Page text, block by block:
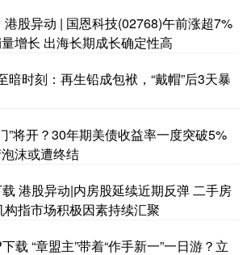
港股异动 | 国恩科技(02768)午前涨超7%
增长 出海长期成长确定性高
暗时刻：再生铅成包袱，“戴帽”后3天暴
”将开？30年期美债收益率一度突破5%
沫或遭终结
港股异动|内房股延续近期反弹 二手房
构指市场积极因素持续汇聚
载 “章盟主”带着“作手新一”一日游？立